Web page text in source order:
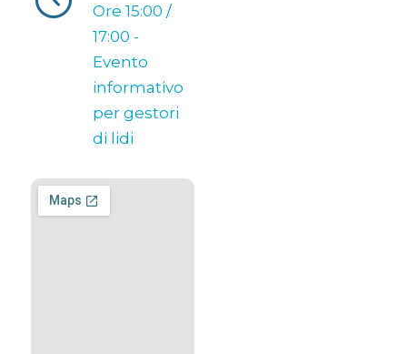
Ore 15:00 /
17:00 -
Evento
informativo
per gestori
di lidi